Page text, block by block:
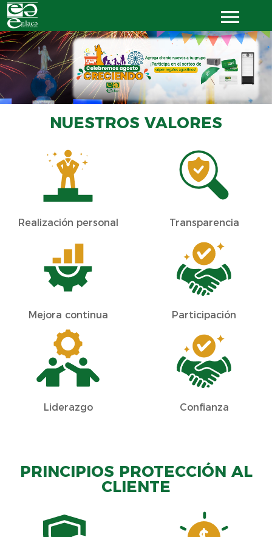
NUESTROS VALORES
Realización personal Transparencia
Mejora continua Participación
Liderazgo Confianza
PRINCIPIOS PROTECCIÓN AL
CLIENTE